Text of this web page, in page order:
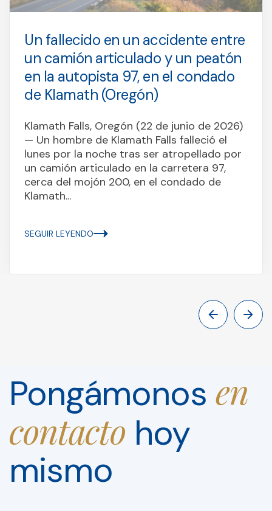
Un fallecido en un accidente entre
un camión articulado y un peatón
en la autopista 97, en el condado
de Klamath (Oregón)
Klamath Falls, Oregón (22 de junio de 2026)
— Un hombre de Klamath Falls falleció el
lunes por la noche tras ser atropellado por
un camión articulado en la carretera 97,
cerca del mojón 200, en el condado de
Klamath...
SEGUIR LEYENDO
Pongámonos en
contacto hoy
mismo